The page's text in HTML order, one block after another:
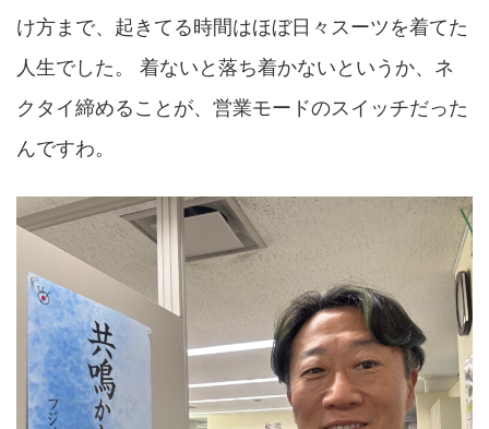
け方まで、起きてる時間はほぼ日々スーツを着てた
人生でした。 着ないと落ち着かないというか、ネ
クタイ締めることが、営業モードのスイッチだった
んですわ。